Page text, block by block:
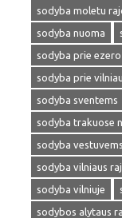
sodyba moletu
sodyba nuoma
sodyba prie
sodyba prie
sodyba sventems
sodyba trakuose
sodyba vestuvems
sodyba vilniaus
sodyba vilniuje
sodybos alytaus